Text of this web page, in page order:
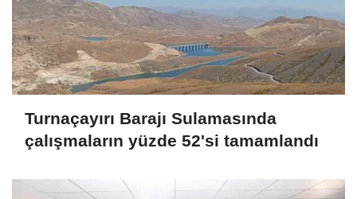
Turnaçayırı Barajı Sulamasında
çalışmaların yüzde 52'si tamamlandı